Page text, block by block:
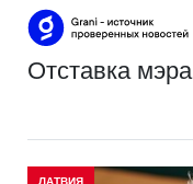
отставка мэра
ЛАТВИЯ